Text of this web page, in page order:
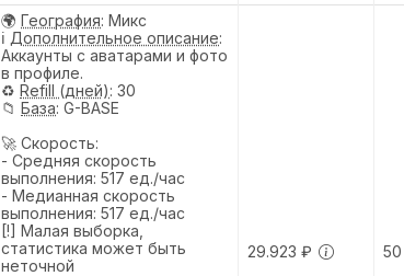
🌍 География: Микс
ℹ️ Дополнительное описание:
Аккаунты с аватарами и фото
в профиле.
♻️ Refill (дней): 30
📁 База: G-BASE
🚀 Скорость:
- Средняя скорость
выполнения: 517 ед./час
- Медианная скорость
выполнения: 517 ед./час
[!] Малая выборка,
статистика может быть
неточной
29.923 ₽ 50